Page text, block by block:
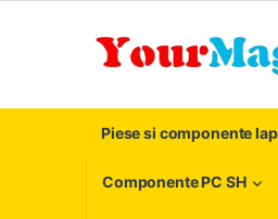
Piese si componente
Componente PC SH